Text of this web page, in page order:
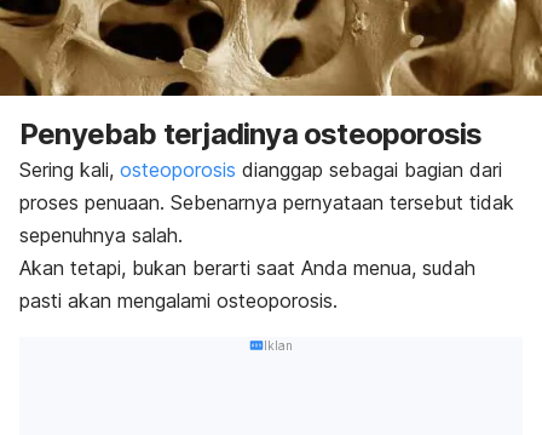
Penyebab terjadinya osteoporosis
Sering kali, osteoporosis dianggap sebagai bagian dari
proses penuaan. Sebenarnya pernyataan tersebut tidak
sepenuhnya salah.
Akan tetapi, bukan berarti saat Anda menua, sudah
pasti akan mengalami osteoporosis.
Iklan